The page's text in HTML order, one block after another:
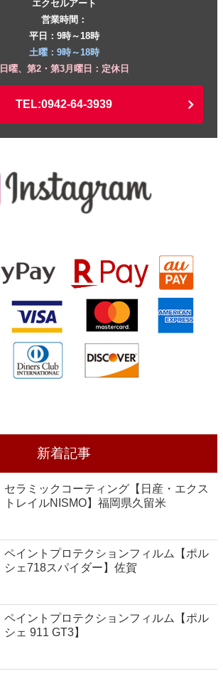
エクセルアート
営業時間：
平日：9時～18時
土曜：9時～18時
日曜、第2・第3月曜日：定休日
TEL:0942-64-3939
新着記事
セラミックコーティング【日産・エクス
トレイルNISMO】福岡県久留米
ペイントプロテクションフィルム【ポル
シェ718スパイダー】佐賀
ペイントプロテクションフィルム【ポル
シェ 911 GT3】